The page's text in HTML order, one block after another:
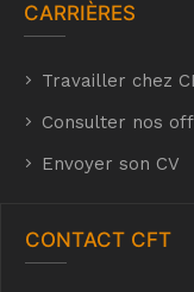
CARRIÈRES
Travailler chez
Consulter nos
Envoyer son CV
CONTACT CFT